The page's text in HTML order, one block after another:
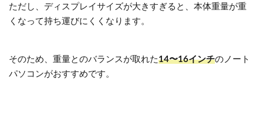
ただし、ディスプレイサイズが大きすぎると、本体重量が重
くなって持ち運びにくくなります。
そのため、重量とのバランスが取れた14〜16インチのノート
パソコンがおすすめです。